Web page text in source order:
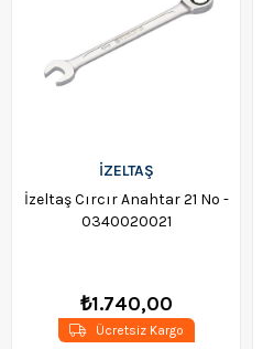
İZELTAŞ
İzeltaş Cırcır Anahtar 21 No -
0340020021
₺1.740,00
Ücretsiz Kargo